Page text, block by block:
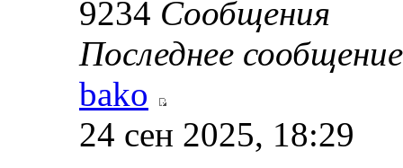
9234 Сообщения
Последнее сообщение
bako
24 сен 2025, 18:29